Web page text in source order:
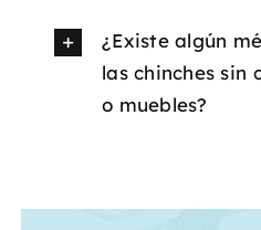
¿Existe algún
las chinches sin
o muebles?